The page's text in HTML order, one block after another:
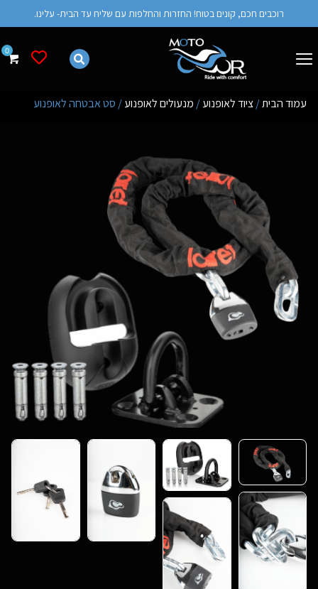
רוכבים חכם, קונים בטוח! החזרות והחלפות עם שליח עד הבית- עלינו.
רשימת
עמוד הבית/ציוד לאופנוע/ מנעולים לאופנוע/ סט אבטחה לאופנוע